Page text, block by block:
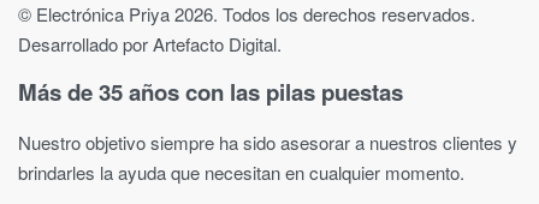
© Electrónica Priya 2026. Todos los derechos reservados.
Desarrollado por Artefacto Digital.
Más de 35 años con las pilas puestas
Nuestro objetivo siempre ha sido asesorar a nuestros clientes y
brindarles la ayuda que necesitan en cualquier momento.